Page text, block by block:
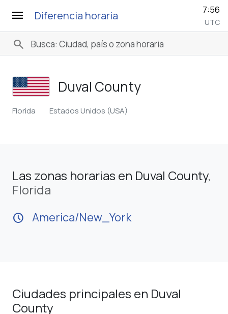
menu Diferencia horaria 7:56
UTC
search
Duval County
Florida Estados Unidos (USA)
Las zonas horarias en Duval County,
Florida
schedule America/New_York
Ciudades principales en Duval
County